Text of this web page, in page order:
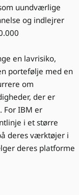
uundværlige
og indlejrer
en lavrisiko,
portefølje med en
om
der er
For IBM er
i et større
deres værktøjer i
deres platforme